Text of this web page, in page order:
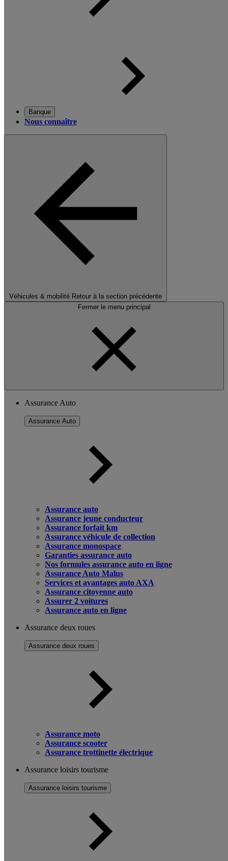
Banque
Nous connaître
Véhicules & mobilité Retour à la section précédente
Fermer le menu principal
Assurance Auto
Assurance Auto
Assurance auto
Assurance jeune conducteur
Assurance forfait km
Assurance véhicule de collection
Assurance monospace
Garanties assurance auto
Nos formules assurance auto en ligne
Assurance Auto Malus
Services et avantages auto AXA
Assurance citoyenne auto
Assurer 2 voitures
Assurance auto en ligne
Assurance deux roues
Assurance deux roues
Assurance moto
Assurance scooter
Assurance trottinette électrique
Assurance loisirs tourisme
Assurance loisirs tourisme